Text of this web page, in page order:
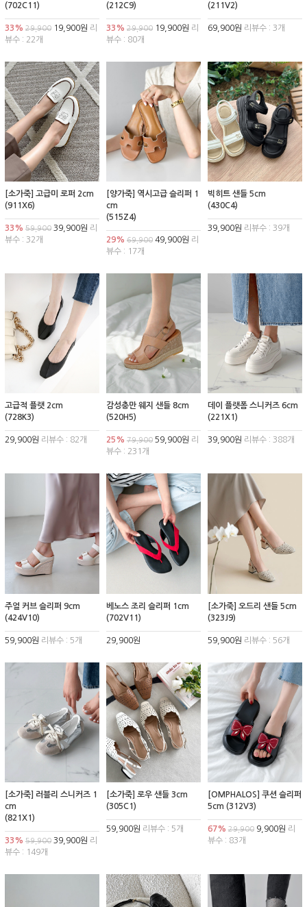
(702C11)
33% 29,900 19,900원 리
뷰수 : 22개
(212C9)
33% 29,90019,900원 리
뷰수 : 80개
(211V2)
69,900원 리뷰수 : 3개
[소가죽] 고급미 로퍼 2cm
(911X6)
33% 59,900 39,900원 리
뷰수 : 32개
[양가죽] 역시고급 슬리퍼 1
cm
(515Z4)
29% 69,90049,900원 리
뷰수 : 17개
빅히트 샌들 5cm
(430C4)
39,900원 리뷰수 : 39개
고급적 플랫 2cm
(728K3)
29,900원 리뷰수 : 82개
감성충만 웨지 샌들 8cm
(520H5)
25% 79,90059,900원 리
뷰수 : 231개
데이 플랫폼 스니커즈 6cm
(221X1)
39,900원 리뷰수 : 388개
주얼 커브 슬리퍼 9cm
(424V10)
59,900원 리뷰수 : 5개
베노스 조리 슬리퍼 1cm
(702V11)
29,900원
[소가죽] 오드리 샌들 5cm
(323J9)
59,900원 리뷰수 : 56개
[소가죽] 러블리 스니커즈 1
cm
(821X1)
33% 59,900 39,900원 리
뷰수 : 149개
[소가죽] 로우 샌들 3cm
(305C1)
59,900원 리뷰수 : 5개
[OMPHALOS] 쿠션 슬리퍼
5cm (312V3)
67% 29,9009,900원 리
뷰수 : 83개